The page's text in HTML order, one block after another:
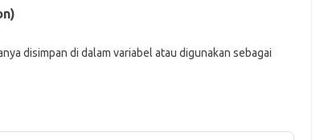
disimpan di dalam variabel atau digunakan sebagai